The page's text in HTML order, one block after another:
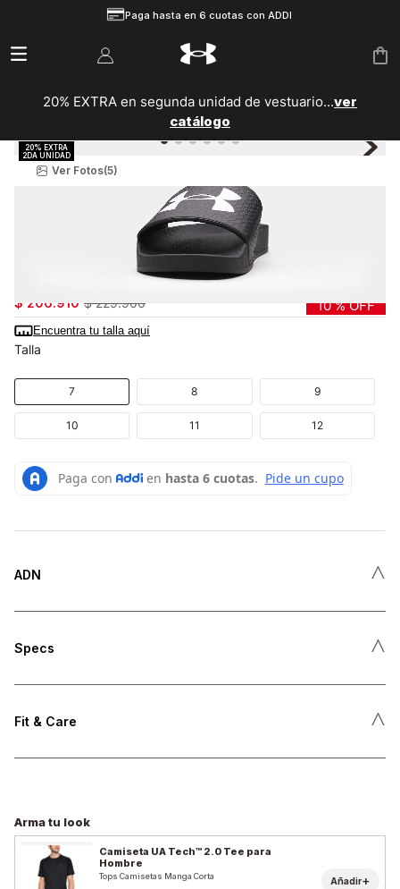
Paga hasta en 6 cuotas con ADDI
20% EXTRA en segunda unidad de vestuario...ver
catálogo
Ver Fotos(5)
Sportstyle
Sandalias Sportstyle UA ARMR Slide para Hombre
6007527-001
$ 206.910 $ 229.900 10 % OFF
Encuentra tu talla aquí
Talla
7 8 9
10 11 12
ADN ˄
Specs ˄
Fit & Care ˄
Arma tu look
Camiseta UA Tech™ 2.0 Tee para
Hombre
Tops Camisetas Manga Corta Añadir+